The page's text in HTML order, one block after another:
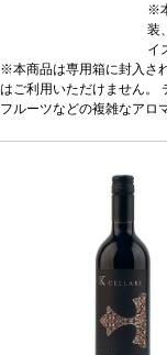
※
装
イ
ー
続
品
※本商品は専用箱に封入さ
はご利用いただけません。
フルーツなどの複雑なアロ